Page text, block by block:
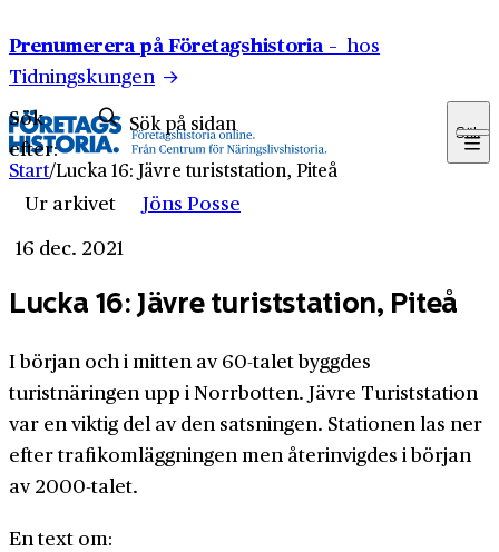
Prenumerera på Företagshistoria – hos
Tidningskungen
Sök
efter:
Sök
Start/Lucka 16: Jävre turiststation, Piteå
Ur arkivet
Jöns Posse
16 dec. 2021
Lucka 16: Jävre turiststation, Piteå
I början och i mitten av 60-talet byggdes
turistnäringen upp i Norrbotten. Jävre Turiststation
var en viktig del av den satsningen. Stationen las ner
efter trafikomläggningen men återinvigdes i början
av 2000-talet.
En text om: